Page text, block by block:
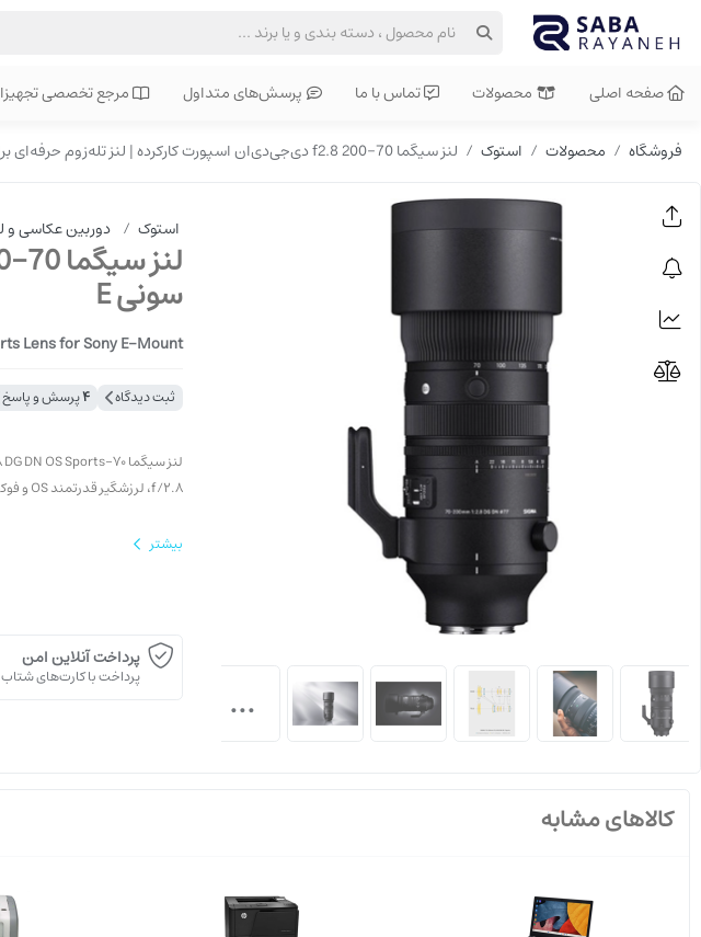
صفحه اصلی
محصولات تماس با ما پرسش‌های متداول مرجع تخصصی
فروشگاه محصولات استوک لنز سیگما 70-200 f2.8 دی‌جی‌دی‌ان اسپورت کارکرده | لنز تله‌زوم حرفه‌ای برای سونی E
...
استوک / دوربین عکاسی و
سونی E
Lens for Sony E-Mount
ثبت دیدگاه 4پرسش و پاسخ
f/2.8، لرزشگیر قدرتمند OS و فوکوس سریع برای عکاسی ورزشی، پرتره و حیات‌وحش است.
بیشتر
پرداخت آنلاین امن
پرداخت با کارت‌های شتاب
کالاهای مشابه